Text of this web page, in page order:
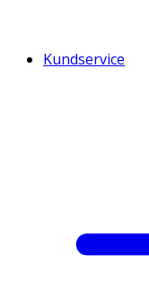
Kundservice